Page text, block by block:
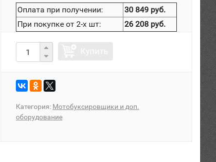
Оплата при получении:
30 849 руб.
При покупке от 2-х шт:
26 208 руб.
Категория: Мотобуксировщики и доп.
оборудование